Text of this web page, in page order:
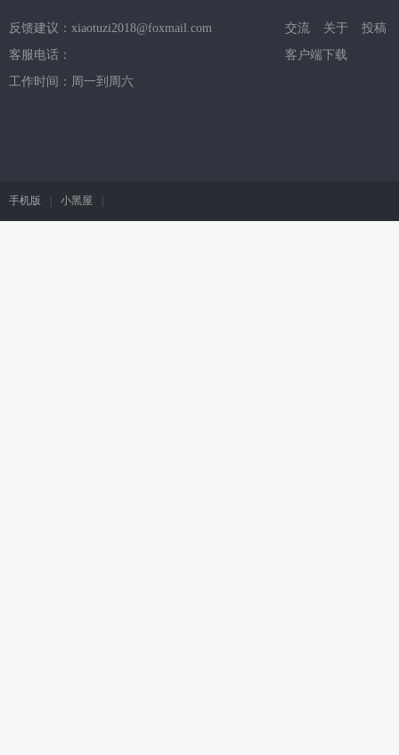
反馈建议：xiaotuzi2018@foxmail.com
客服电话：
工作时间：周一到周六
交流 关于
投稿
客户端下载
手机版 小黑屋